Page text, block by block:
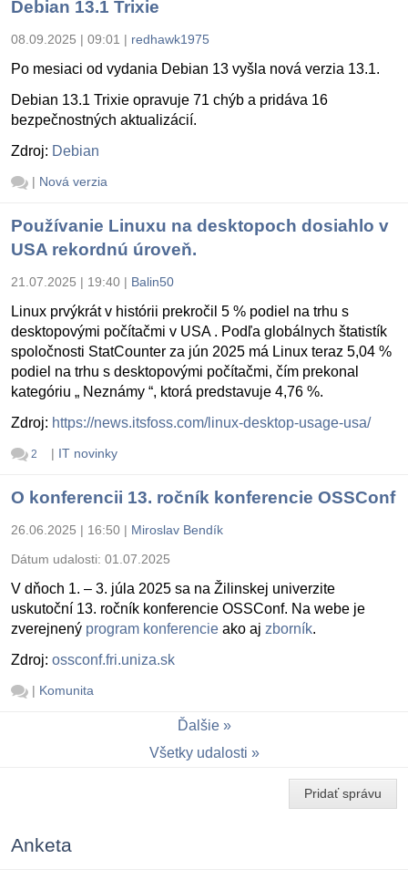
Debian 13.1 Trixie
08.09.2025 | 09:01 | redhawk1975
Po mesiaci od vydania Debian 13 vyšla nová verzia 13.1.
Debian 13.1 Trixie opravuje 71 chýb a pridáva 16
bezpečnostných aktualizácií.
Zdroj: Debian
| Nová verzia
Používanie Linuxu na desktopoch dosiahlo v
USA rekordnú úroveň.
21.07.2025 | 19:40 | Balin50
Linux prvýkrát v histórii prekročil 5 % podiel na trhu s
desktopovými počítačmi v USA . Podľa globálnych štatistík
spoločnosti StatCounter za jún 2025 má Linux teraz 5,04 %
podiel na trhu s desktopovými počítačmi, čím prekonal
kategóriu „ Neznámy “, ktorá predstavuje 4,76 %.
Zdroj: https://news.itsfoss.com/linux-desktop-usage-usa/
2 | IT novinky
O konferencii 13. ročník konferencie OSSConf
26.06.2025 | 16:50 | Miroslav Bendík
Dátum udalosti: 01.07.2025
V dňoch 1. – 3. júla 2025 sa na Žilinskej univerzite
uskutoční 13. ročník konferencie OSSConf. Na webe je
zverejnený program konferencie ako aj zborník.
Zdroj: ossconf.fri.uniza.sk
| Komunita
Ďalšie
Všetky udalosti
Pridať správu
Anketa